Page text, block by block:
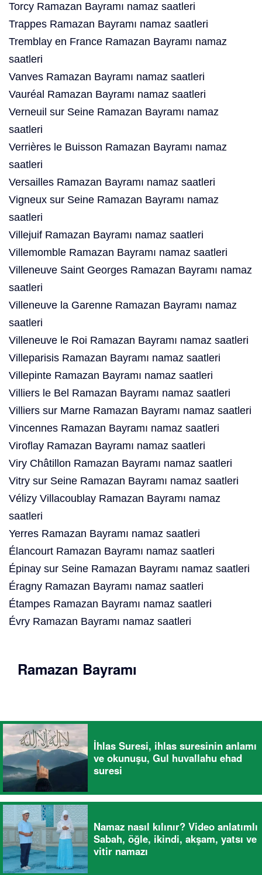
Torcy Ramazan Bayramı namaz saatleri
Trappes Ramazan Bayramı namaz saatleri
Tremblay en France Ramazan Bayramı namaz
saatleri
Vanves Ramazan Bayramı namaz saatleri
Vauréal Ramazan Bayramı namaz saatleri
Verneuil sur Seine Ramazan Bayramı namaz
saatleri
Verrières le Buisson Ramazan Bayramı namaz
saatleri
Versailles Ramazan Bayramı namaz saatleri
Vigneux sur Seine Ramazan Bayramı namaz
saatleri
Villejuif Ramazan Bayramı namaz saatleri
Villemomble Ramazan Bayramı namaz saatleri
Villeneuve Saint Georges Ramazan Bayramı namaz
saatleri
Villeneuve la Garenne Ramazan Bayramı namaz
saatleri
Villeneuve le Roi Ramazan Bayramı namaz saatleri
Villeparisis Ramazan Bayramı namaz saatleri
Villepinte Ramazan Bayramı namaz saatleri
Villiers le Bel Ramazan Bayramı namaz saatleri
Villiers sur Marne Ramazan Bayramı namaz saatleri
Vincennes Ramazan Bayramı namaz saatleri
Viroflay Ramazan Bayramı namaz saatleri
Viry Châtillon Ramazan Bayramı namaz saatleri
Vitry sur Seine Ramazan Bayramı namaz saatleri
Vélizy Villacoublay Ramazan Bayramı namaz
saatleri
Yerres Ramazan Bayramı namaz saatleri
Élancourt Ramazan Bayramı namaz saatleri
Épinay sur Seine Ramazan Bayramı namaz saatleri
Éragny Ramazan Bayramı namaz saatleri
Étampes Ramazan Bayramı namaz saatleri
Évry Ramazan Bayramı namaz saatleri
Ramazan Bayramı
İhlas Suresi, ihlas suresinin anlamı
ve okunuşu, Gul huvallahu ehad
suresi
Namaz nasıl kılınır? Video anlatımlı
Sabah, öğle, ikindi, akşam, yatsı ve
vitir namazı